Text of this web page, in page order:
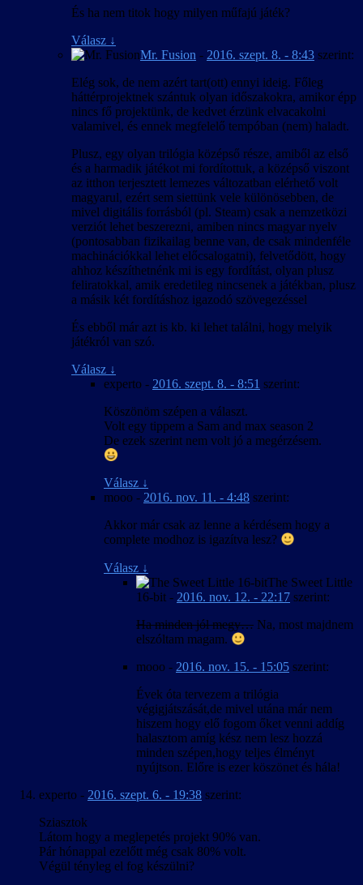
És ha nem titok hogy milyen műfajú játék?
Válasz ↓
Mr. Fusion - 2016. szept. 8. - 8:43 szerint:
Elég sok, de nem azért tart(ott) ennyi ideig. Főleg
háttérprojektnek szántuk olyan időszakokra, amikor épp
nincs fő projektünk, de kedvet érzünk elvacakolni
valamivel, és ennek megfelelő tempóban (nem) haladt.
Plusz, egy olyan trilógia középső része, amiből az első
és a harmadik játékot mi fordítottuk, a középső viszont
az itthon terjesztett lemezes változatban elérhető volt
magyarul, ezért sem siettünk vele különösebben, de
mivel digitális forrásból (pl. Steam) csak a nemzetközi
verziót lehet beszerezni, amiben nincs magyar nyelv
(pontosabban fizikailag benne van, de csak mindenféle
machinációkkal lehet előcsalogatni), felvetődött, hogy
ahhoz készíthetnénk mi is egy fordítást, olyan plusz
feliratokkal, amik eredetileg nincsenek a játékban, plusz
a másik két fordításhoz igazodó szövegezéssel
És ebből már azt is kb. ki lehet találni, hogy melyik
játékról van szó.
Válasz ↓
experto - 2016. szept. 8. - 8:51 szerint:
Köszönöm szépen a választ.
Volt egy tippem a Sam and max season 2
De ezek szerint nem volt jó a megérzésem.
Válasz ↓
mooo - 2016. nov. 11. - 4:48 szerint:
Akkor már csak az lenne a kérdésem hogy a
complete modhoz is igazítva lesz?
Válasz ↓
The Sweet Little
16-bit - 2016. nov. 12. - 22:17 szerint:
Ha minden jól megy… Na, most majdnem
elszóltam magam.
mooo - 2016. nov. 15. - 15:05 szerint:
Évek óta tervezem a trilógia
végigjátszását,de mivel utána már nem
hiszem hogy elő fogom őket venni addíg
halasztom amíg kész nem lesz hozzá
minden szépen,hogy teljes élményt
nyújtson. Előre is ezer köszönet és hála!
experto - 2016. szept. 6. - 19:38 szerint:
Sziasztok
Látom hogy a meglepetés projekt 90% van.
Pár hónappal ezelőtt még csak 80% volt.
Végül tényleg el fog készülni?